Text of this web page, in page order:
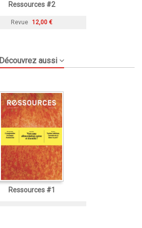
Ressources #2
Revue 12,00 €
Découvrez aussi
Ressources #1